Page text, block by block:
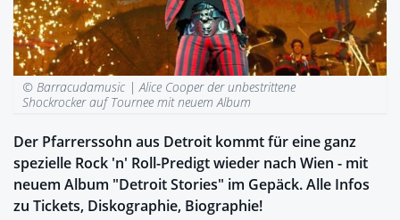
© Barracudamusic |Alice Cooper der unbestrittene
Shockrocker auf Tournee mit neuem Album
Der Pfarrerssohn aus Detroit kommt für eine ganz
spezielle Rock 'n' Roll-Predigt wieder nach Wien - mit
neuem Album "Detroit Stories" im Gepäck. Alle Infos
zu Tickets, Diskographie, Biographie!